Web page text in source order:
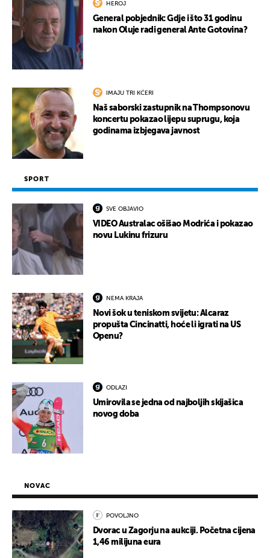
HEROJ
General pobjednik: Gdje i što 31 godinu
nakon Oluje radi general Ante Gotovina?
IMAJU TRI KĆERI
Naš saborski zastupnik na Thompsonovu
koncertu pokazao lijepu suprugu, koja
godinama izbjegava javnost
SPORT
SVE OBJAVIO
VIDEO Australac ošišao Modrića i pokazao
novu Lukinu frizuru
NEMA KRAJA
Novi šok u teniskom svijetu: Alcaraz
propušta Cincinatti, hoće li igrati na US
Openu?
ODLAZI
Umirovila se jedna od najboljih skijašica
novog doba
NOVAC
POVOLJNO
Dvorac u Zagorju na aukciji. Početna cijena
1,46 milijuna eura